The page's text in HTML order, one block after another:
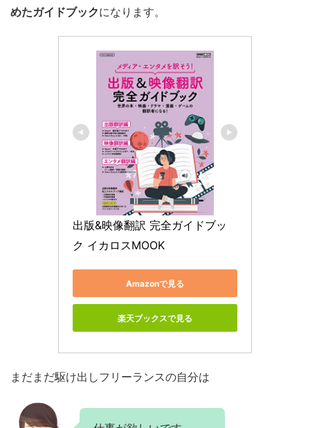
めたガイドブックになります。
出版&映像翻訳 完全ガイドブッ
ク イカロスMOOK
Amazonで見る
楽天ブックスで見る
まだまだ駆け出しフリーランスの自分は